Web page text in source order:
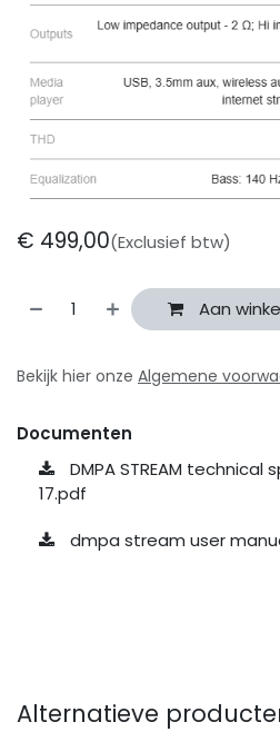
€ 499,00(Exclusief btw)
Aan
Bekijk hier onze Algemene
Documenten
DMPA STREAM
17.pdf
dmpa stream user
Alternatieve